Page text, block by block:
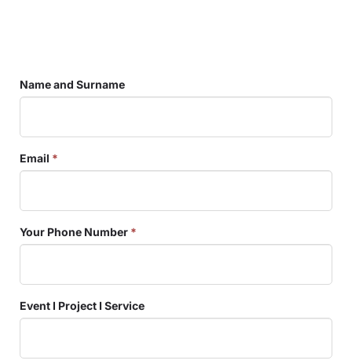
Name and Surname
Email *
Your Phone Number *
Event I Project I Service